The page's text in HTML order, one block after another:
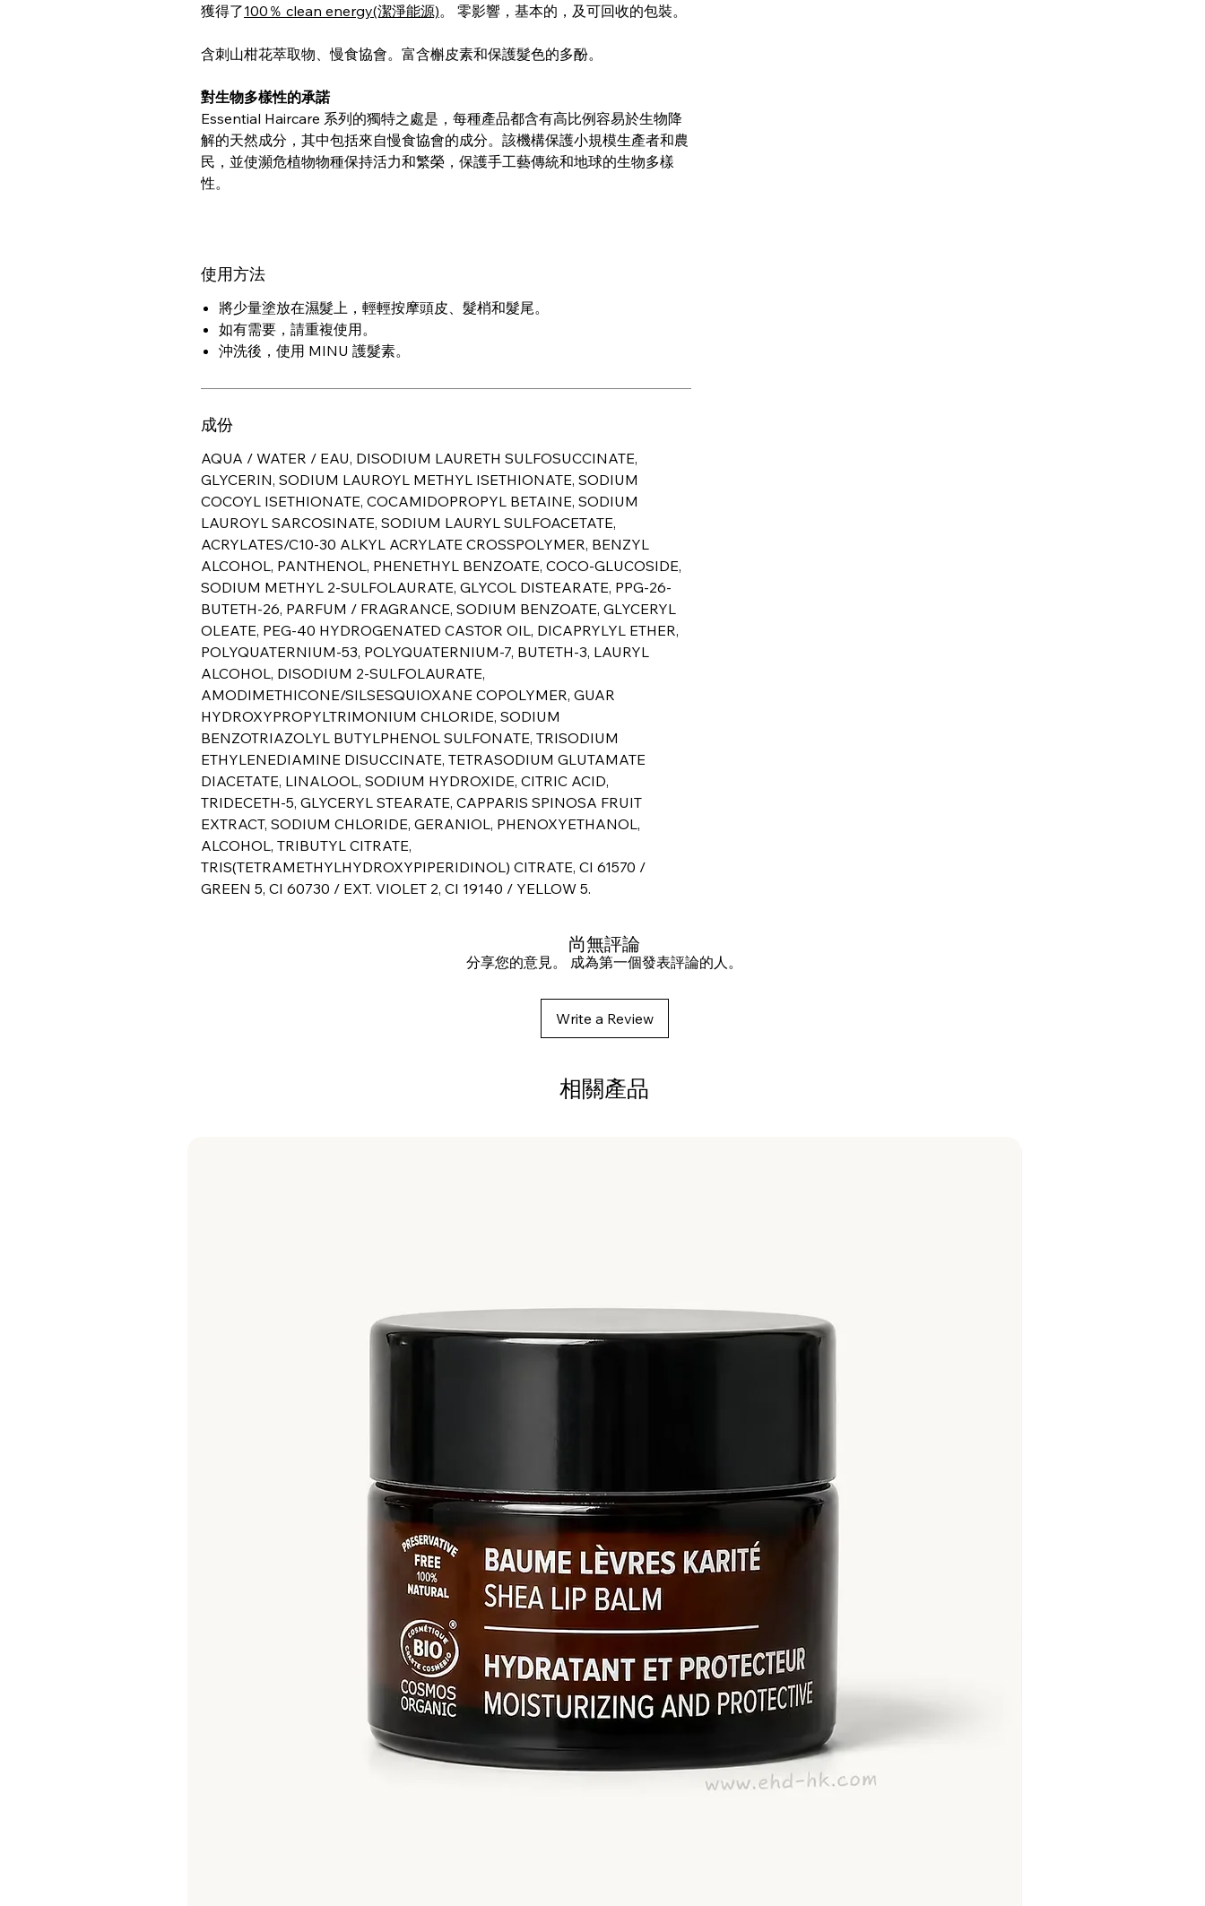
獲得了100％ clean energy(潔淨能源)。 零影響，基本的，及可回收的包裝。
含刺山柑花萃取物、慢食協會。富含槲皮素和保護髮色的多酚。
對生物多樣性的承諾
Essential Haircare 系列的獨特之處是，每種產品都含有高比例容易於生物降
解的天然成分，其中包括來自慢食協會的成分。該機構保護小規模生產者和農
民，並使瀕危植物物種保持活力和繁榮，保護手工藝傳統和地球的生物多樣
性。
使用方法
將少量塗放在濕髮上，輕輕按摩頭皮、髮梢和髮尾。
如有需要，請重複使用。
沖洗後，使用 MINU 護髮素。
成份
AQUA / WATER / EAU, DISODIUM LAURETH SULFOSUCCINATE,
GLYCERIN, SODIUM LAUROYL METHYL ISETHIONATE, SODIUM
COCOYL ISETHIONATE, COCAMIDOPROPYL BETAINE, SODIUM
LAUROYL SARCOSINATE, SODIUM LAURYL SULFOACETATE,
ACRYLATES/C10-30 ALKYL ACRYLATE CROSSPOLYMER, BENZYL
ALCOHOL, PANTHENOL, PHENETHYL BENZOATE, COCO-GLUCOSIDE,
SODIUM METHYL 2-SULFOLAURATE, GLYCOL DISTEARATE, PPG-26-
BUTETH-26, PARFUM / FRAGRANCE, SODIUM BENZOATE, GLYCERYL
OLEATE, PEG-40 HYDROGENATED CASTOR OIL, DICAPRYLYL ETHER,
POLYQUATERNIUM-53, POLYQUATERNIUM-7, BUTETH-3, LAURYL
ALCOHOL, DISODIUM 2-SULFOLAURATE,
AMODIMETHICONE/SILSESQUIOXANE COPOLYMER, GUAR
HYDROXYPROPYLTRIMONIUM CHLORIDE, SODIUM
BENZOTRIAZOLYL BUTYLPHENOL SULFONATE, TRISODIUM
ETHYLENEDIAMINE DISUCCINATE, TETRASODIUM GLUTAMATE
DIACETATE, LINALOOL, SODIUM HYDROXIDE, CITRIC ACID,
TRIDECETH-5, GLYCERYL STEARATE, CAPPARIS SPINOSA FRUIT
EXTRACT, SODIUM CHLORIDE, GERANIOL, PHENOXYETHANOL,
ALCOHOL, TRIBUTYL CITRATE,
TRIS(TETRAMETHYLHYDROXYPIPERIDINOL) CITRATE, CI 61570 /
GREEN 5, CI 60730 / EXT. VIOLET 2, CI 19140 / YELLOW 5.
尚無評論
分享您的意見。 成為第一個發表評論的人。
Write a Review
相關產品